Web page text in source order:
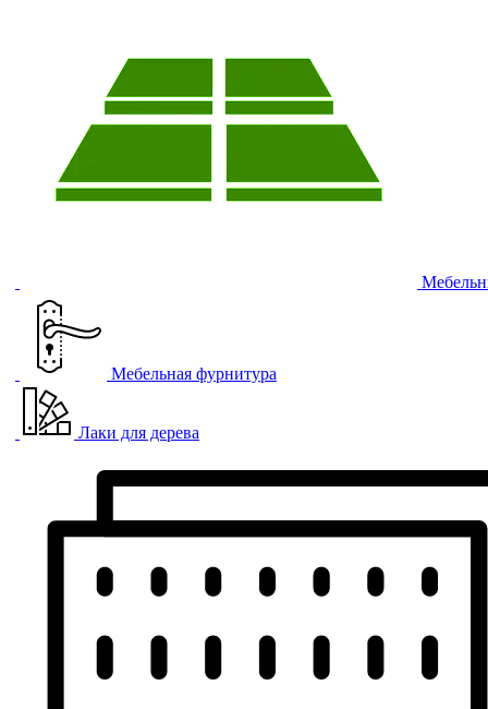
Мебельная фурнитура
Лаки для дерева